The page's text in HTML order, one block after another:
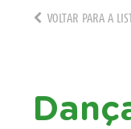
VOLTAR PARA A